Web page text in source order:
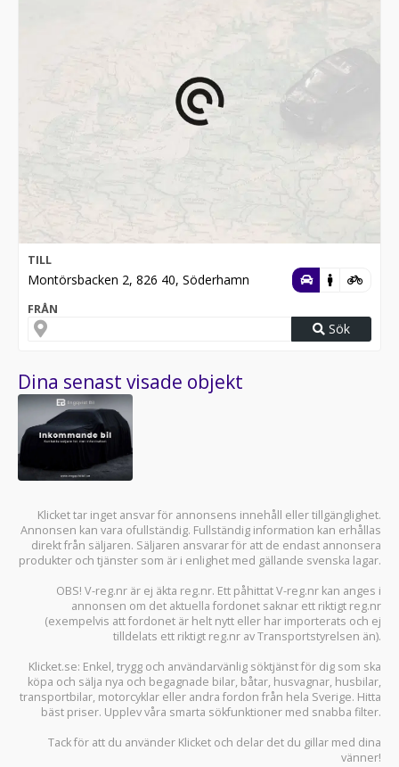
TILL
Montörsbacken 2, 826 40, Söderhamn
FRÅN
Sök
Dina senast visade objekt
Klicket tar inget ansvar för annonsens innehåll eller tillgänglighet.
Annonsen kan vara ofullständig. Fullständig information kan erhållas
direkt från säljaren. Säljaren ansvarar för att de endast annonsera
produkter och tjänster som är i enlighet med gällande svenska lagar.
OBS! V-reg.nr är ej äkta reg.nr. Ett påhittat V-reg.nr kan anges i
annonsen om det aktuella fordonet saknar ett riktigt reg.nr
(exempelvis att fordonet är helt nytt eller har importerats och ej
tilldelats ett riktigt reg.nr av Transportstyrelsen än).
Klicket.se: Enkel, trygg och användarvänlig söktjänst för dig som ska
köpa och sälja nya och begagnade bilar, båtar, husvagnar, husbilar,
transportbilar, motorcyklar eller andra fordon från hela Sverige. Hitta
bäst priser. Upplev våra smarta sökfunktioner med snabba filter.
Tack för att du använder Klicket och delar det du gillar med dina
vänner!